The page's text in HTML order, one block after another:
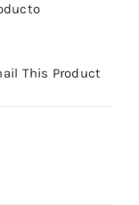
This Product